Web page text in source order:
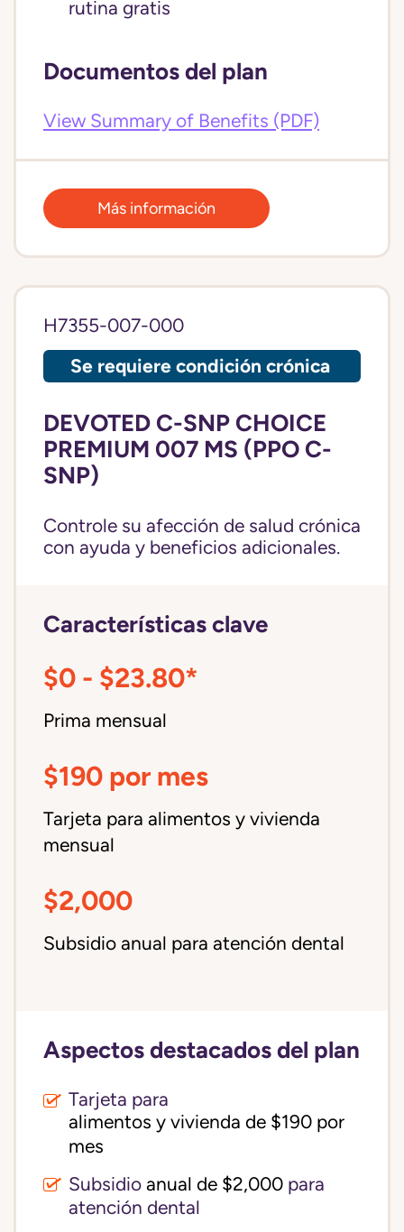
rutina gratis
Documentos del plan
View Summary of Benefits (PDF)
Más información
H7355-007-000
Se requiere condición crónica
DEVOTED C-SNP CHOICE
PREMIUM 007 MS (PPO C-
SNP)
Controle su afección de salud crónica
con ayuda y beneficios adicionales.
Características clave
$0 - $23.80*
Prima mensual
$190 por mes
Tarjeta para alimentos y vivienda
mensual
$2,000
Subsidio anual para atención dental
Aspectos destacados del plan
Tarjeta para
alimentos y vivienda de $190 por
mes
Subsidio anual de $2,000 para
atención dental